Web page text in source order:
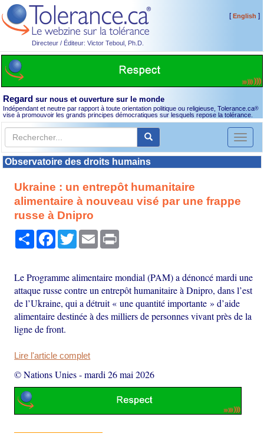
Directeur / Éditeur: Victor Teboul, Ph.D.
[English ]
Regard sur nous et ouverture sur le monde
Indépendant et neutre par rapport à toute orientation politique ou religieuse, Tolerance.ca®
vise à promouvoir les grands principes démocratiques sur lesquels repose la tolérance.
Toggle
Observatoire des droits humains
Ukraine : un entrepôt humanitaire
alimentaire à nouveau visé par une frappe
russe à Dnipro
PartagerFacebook
TwitterEmail
Le Programme alimentaire mondial (PAM) a dénoncé mardi une
attaque russe contre un entrepôt humanitaire à Dnipro, dans l’est
de l’Ukraine, qui a détruit « une quantité importante » d’aide
alimentaire destinée à des milliers de personnes vivant près de la
ligne de front.
Lire l'article complet
© Nations Unies-mardi 26 mai 2026